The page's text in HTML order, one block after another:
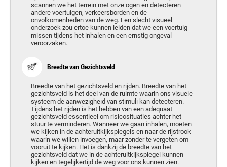
scannen we het terrein met onze ogen en detecteren
andere voertuigen, verkeersborden en de
onvolkomenheden van de weg. Een slecht visueel
onderzoek zou ertoe kunnen leiden dat we een voertuig
missen tijdens het inhalen en een ernstig ongeval
veroorzaken.
Breedte van Gezichtsveld
Breedte van het gezichtsveld en rijden. Breedte van het
gezichtsveld is het deel van de ruimte waarin ons visuele
systeem de aanwezigheid van stimuli kan detecteren.
Tijdens het rijden is het hebben van een adequaat
gezichtsveld essentieel om risicosituaties achter het
stuur te verminderen. Wanneer we gaan inhalen, moeten
we kijken in de achteruitkijkspiegels en naar de rijstrook
waarin we willen invoegen, maar zonder te vergeten om
vooruit te kijken. Het is dankzij de breedte van het
gezichtsveld dat we in de achteruitkijkspiegel kunnen
kijken en tegelijkertijd de weg voor ons kunnen zien.